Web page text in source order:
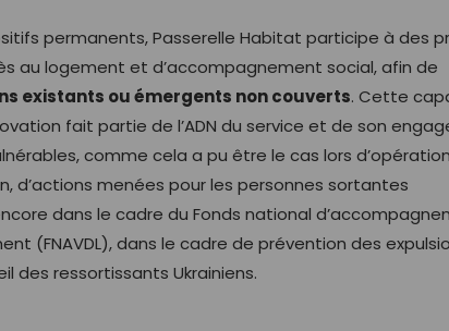
permanents, Passerelle Habitat participe à des
au logement et d’accompagnement social, afin de
existants ou émergents non couverts. Cette
fait partie de l’ADN du service et de son
comme cela a pu être le cas lors
d’actions menées pour les personnes sortantes
dans le cadre du Fonds national
(FNAVDL), dans le cadre de prévention des
des ressortissants Ukrainiens.